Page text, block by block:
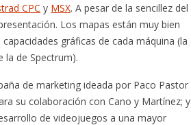
CPC y MSX. A pesar de la sencillez del
Los mapas están muy bien
gráficas de cada máquina (la
la de Spectrum).
de marketing ideada por Paco Pastor
su colaboración con Cano y Martínez; y
de videojuegos a una mayor